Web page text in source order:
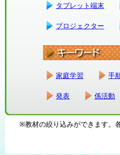
タブレット端末
プロジェクター
家庭学習 手
発表 係活動
※教材の絞り込みができます。